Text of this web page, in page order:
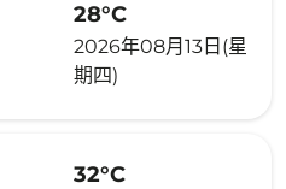
28°C
2026年08月13日(星
期四)
32°C